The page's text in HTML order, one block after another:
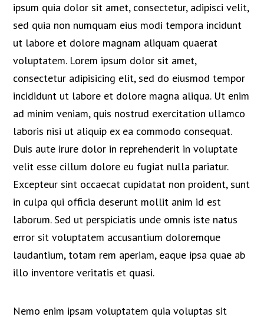
ipsum quia dolor sit amet, consectetur, adipisci velit,
sed quia non numquam eius modi tempora incidunt
ut labore et dolore magnam aliquam quaerat
voluptatem. Lorem ipsum dolor sit amet,
consectetur adipisicing elit, sed do eiusmod tempor
incididunt ut labore et dolore magna aliqua. Ut enim
ad minim veniam, quis nostrud exercitation ullamco
laboris nisi ut aliquip ex ea commodo consequat.
Duis aute irure dolor in reprehenderit in voluptate
velit esse cillum dolore eu fugiat nulla pariatur.
Excepteur sint occaecat cupidatat non proident, sunt
in culpa qui officia deserunt mollit anim id est
laborum. Sed ut perspiciatis unde omnis iste natus
error sit voluptatem accusantium doloremque
laudantium, totam rem aperiam, eaque ipsa quae ab
illo inventore veritatis et quasi.
Nemo enim ipsam voluptatem quia voluptas sit